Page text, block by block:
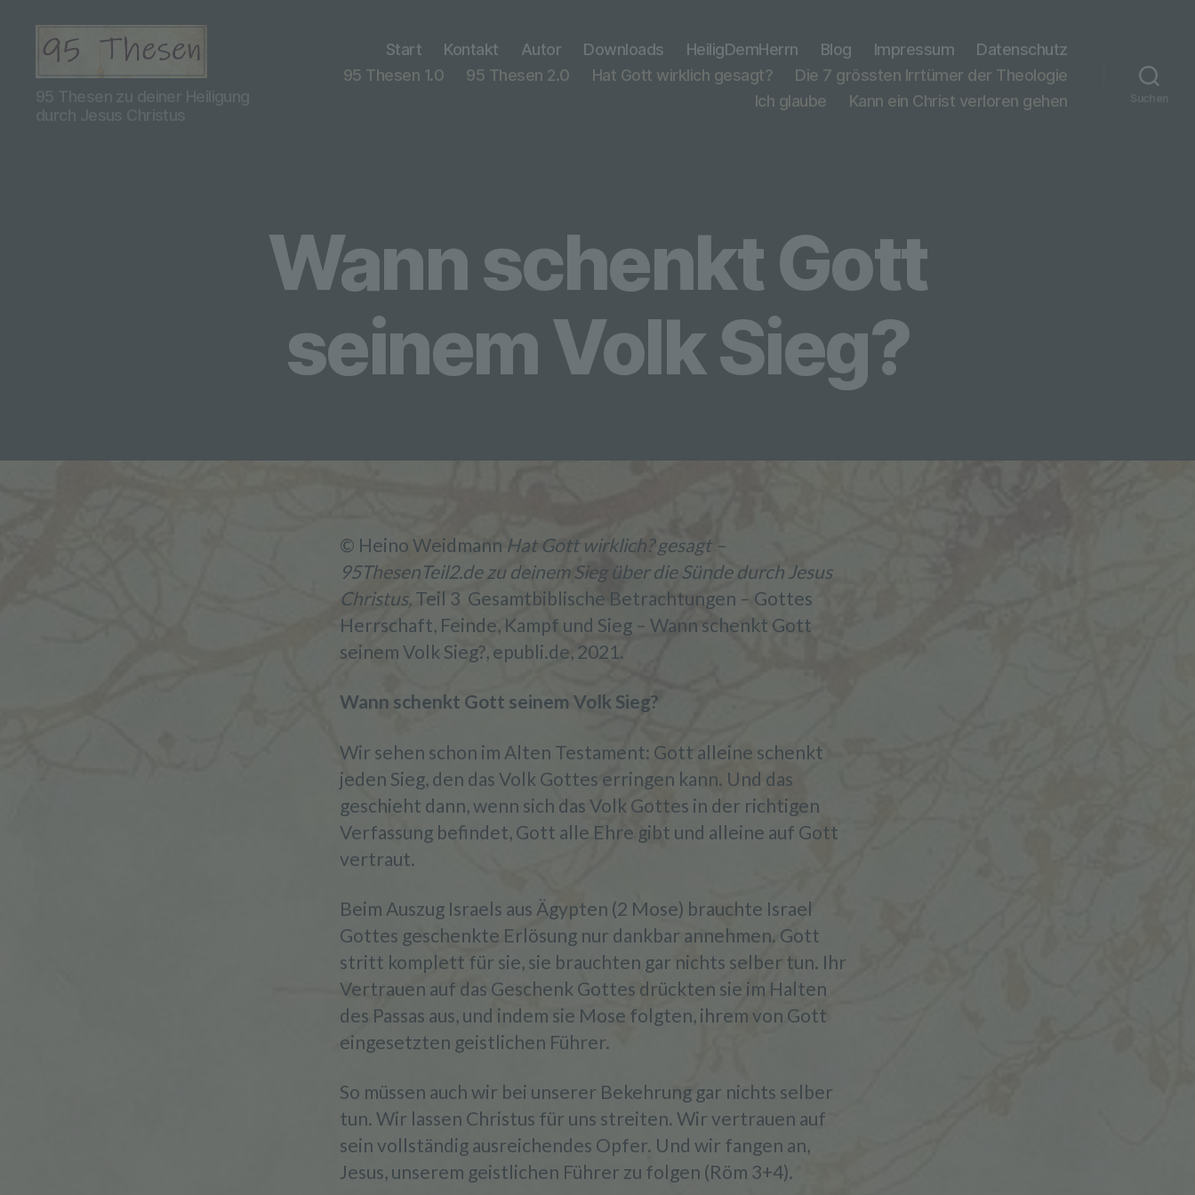
Start Kontakt Autor Downloads HeiligDemHerrn Blog Impressum
Datenschutz
95 Thesen 1.0
95 Thesen 2.0 Hat Gott wirklich gesagt?
Die 7 grössten Irrtümer der Theologie
Ich glaube
Kann ein Christ verloren gehen
Wann schenkt Gott
seinem Volk Sieg?
© Heino Weidmann Hat Gott wirklich? gesagt –
95ThesenTeil2.de zu deinem Sieg über die Sünde durch Jesus
Christus, Teil 3 Gesamtbiblische Betrachtungen – Gottes
Herrschaft, Feinde, Kampf und Sieg – Wann schenkt Gott
seinem Volk Sieg?, epubli.de, 2021.
Wann schenkt Gott seinem Volk Sieg?
Wir sehen schon im Alten Testament: Gott alleine schenkt
jeden Sieg, den das Volk Gottes erringen kann. Und das
geschieht dann, wenn sich das Volk Gottes in der richtigen
Verfassung befindet, Gott alle Ehre gibt und alleine auf Gott
vertraut.
Beim Auszug Israels aus Ägypten (2 Mose) brauchte Israel
Gottes geschenkte Erlösung nur dankbar annehmen. Gott
stritt komplett für sie, sie brauchten gar nichts selber tun. Ihr
Vertrauen auf das Geschenk Gottes drückten sie im Halten
des Passas aus, und indem sie Mose folgten, ihrem von Gott
eingesetzten geistlichen Führer.
So müssen auch wir bei unserer Bekehrung gar nichts selber
tun. Wir lassen Christus für uns streiten. Wir vertrauen auf
sein vollständig ausreichendes Opfer. Und wir fangen an,
Jesus, unserem geistlichen Führer zu folgen (Röm 3+4).